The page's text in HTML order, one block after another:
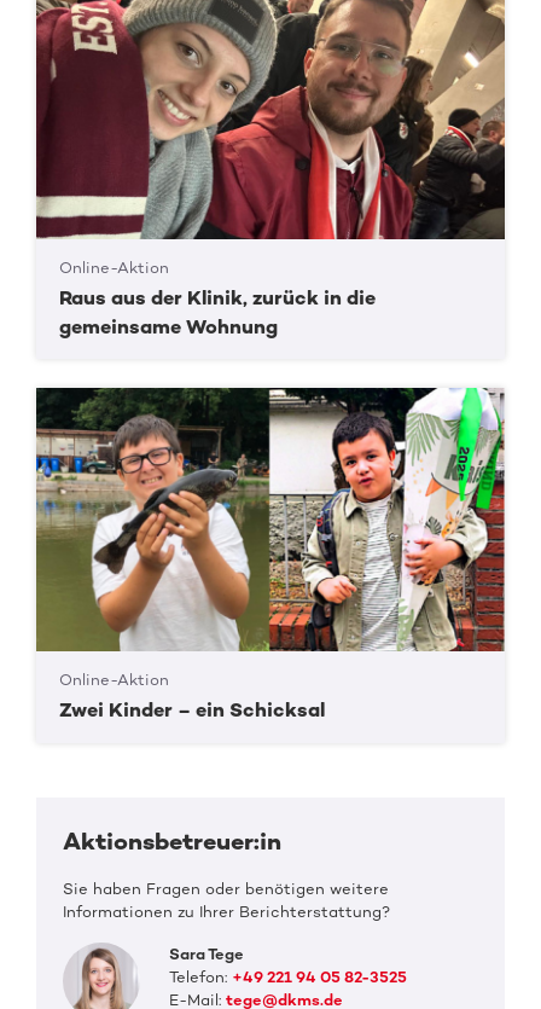
Online-Aktion
Raus aus der Klinik, zurück in die
gemeinsame Wohnung
Online-Aktion
Zwei Kinder – ein Schicksal
Aktionsbetreuer:in
Sie haben Fragen oder benötigen weitere
Informationen zu Ihrer Berichterstattung?
Sara Tege
Telefon: +49 221 94 05 82-3525
E-Mail:tege@dkms.de